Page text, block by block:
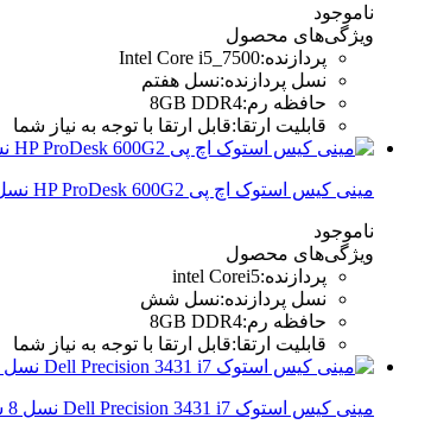
ناموجود
ویژگی‌های محصول
پردازنده:
Intel Core i5_7500
نسل پردازنده:نسل هفتم
حافظه رم:
8GB DDR4
قابلیت ارتقا:قابل ارتقا با توجه به نیاز شما
مینی کیس استوک اچ پی HP ProDesk 600G2 نسل 6 سایزUSFF
ناموجود
ویژگی‌های محصول
پردازنده:
intel Corei5
نسل پردازنده:نسل شش
حافظه رم:
8GB DDR4
قابلیت ارتقا:قابل ارتقا با توجه به نیاز شما
مینی کیس استوک Dell Precision 3431 i7 نسل 8 سایز SFF